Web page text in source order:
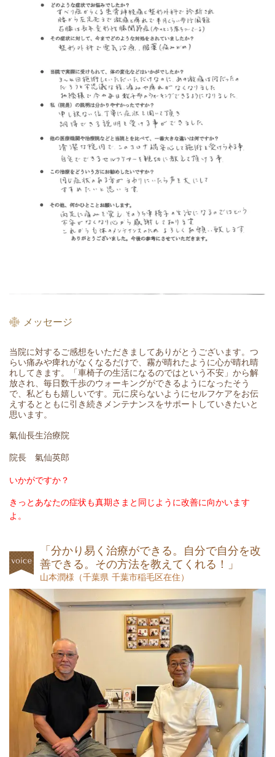
メッセージ
当院に対するご感想をいただきましてありがとうございます。つ
らい痛みや痺れがなくなるだけで、霧が晴れたように心が晴れ晴
れしてきます。「車椅子の生活になるのではという不安」から解
放され、毎日数千歩のウォーキングができるようになったそう
で、私どもも嬉しいです。元に戻らないようにセルフケアをお伝
えするとともに引き続きメンテナンスをサポートしていきたいと
思います。
氣仙長生治療院
院長 氣仙英郎
いかがですか？
きっとあなたの症状も真期さまと同じように改善に向かいます
よ。
「分かり易く治療ができる。自分で自分を改
善できる。その方法を教えてくれる！」
山本潤様 （千葉県 千葉市稲毛区在住）